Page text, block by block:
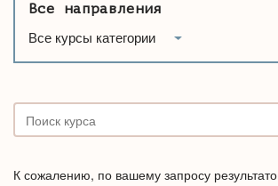
Все направления
Все курсы категории
К сожалению, по вашему запросу